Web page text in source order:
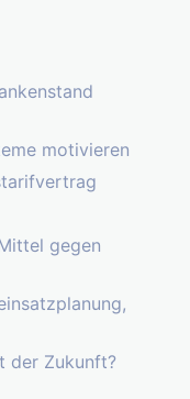
motivieren
gegen
der Zukunft?